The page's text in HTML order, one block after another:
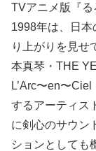
TVアニメ版『
1998年は、日
り上がりを見せ
本真琴・THE
L’Arc〜en〜
するアーティス
に剣心のサウン
ションとしても